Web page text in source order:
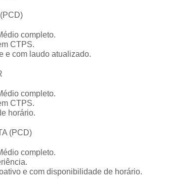
completo.
CTPS.
e com laudo atualizado.
completo.
CTPS.
horário.
(PCD)
completo.
e com disponibilidade de horário.